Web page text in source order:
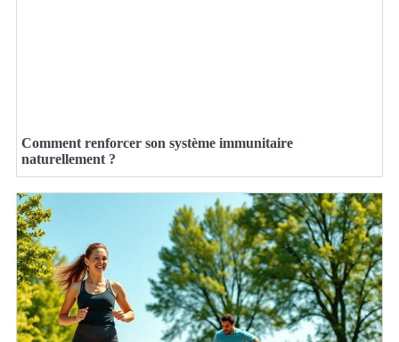
Comment renforcer son système immunitaire
naturellement ?